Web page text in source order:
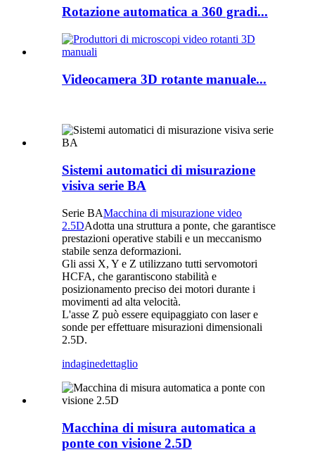
Rotazione automatica a 360 gradi...
Videocamera 3D rotante manuale...
Sistemi automatici di misurazione
visiva serie BA
Serie BAMacchina di misurazione video
2.5DAdotta una struttura a ponte, che garantisce
prestazioni operative stabili e un meccanismo
stabile senza deformazioni.
Gli assi X, Y e Z utilizzano tutti servomotori
HCFA, che garantiscono stabilità e
posizionamento preciso dei motori durante i
movimenti ad alta velocità.
L'asse Z può essere equipaggiato con laser e
sonde per effettuare misurazioni dimensionali
2.5D.
indaginedettaglio
Macchina di misura automatica a
ponte con visione 2.5D